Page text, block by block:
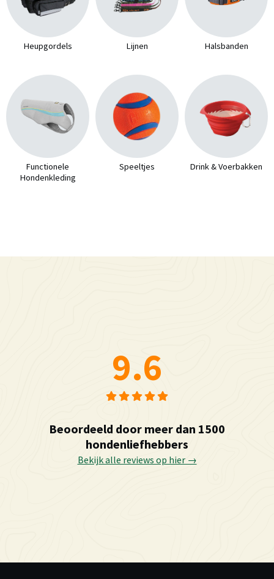
Heupgordels Lijnen Halsbanden
Functionele
Hondenkleding
Speeltjes Drink & Voerbakken
9.6
Beoordeeld door meer dan 1500
hondenliefhebbers
Bekijk alle reviews op hier →